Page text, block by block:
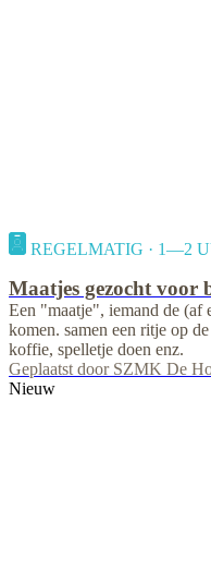
REGELMATIG · 1—2
Maatjes gezocht voor
Een "maatje", iemand de (af
komen. samen een ritje op
koffie, spelletje doen enz.
Geplaatst door SZMK De
Nieuw